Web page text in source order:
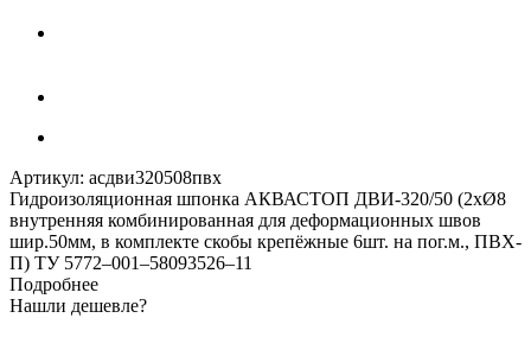
Артикул: асдви320508пвх
Гидроизоляционная шпонка АКВАСТОП ДВИ-320/50 (2хØ8
внутренняя комбинированная для деформационных швов
шир.50мм, в комплекте скобы крепёжные 6шт. на пог.м., ПВХ-
П) ТУ 5772–001–58093526–11
Подробнее
Нашли дешевле?